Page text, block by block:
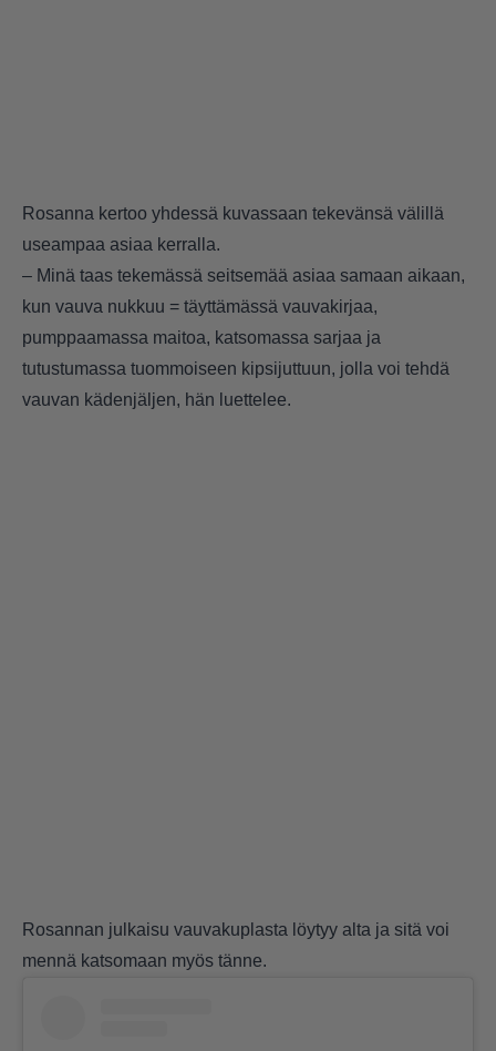
Rosanna kertoo yhdessä kuvassaan tekevänsä välillä
useampaa asiaa kerralla.
– Minä taas tekemässä seitsemää asiaa samaan aikaan,
kun vauva nukkuu = täyttämässä vauvakirjaa,
pumppaamassa maitoa, katsomassa sarjaa ja
tutustumassa tuommoiseen kipsijuttuun, jolla voi tehdä
vauvan kädenjäljen, hän luettelee.
Rosannan julkaisu vauvakuplasta löytyy alta ja sitä voi
mennä katsomaan myös tänne.